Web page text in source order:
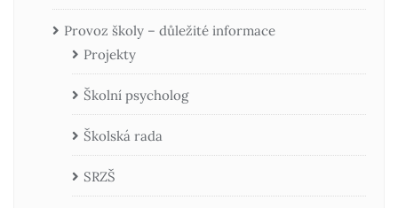
Provoz školy – důležité informace
Projekty
Školní psycholog
Školská rada
SRZŠ